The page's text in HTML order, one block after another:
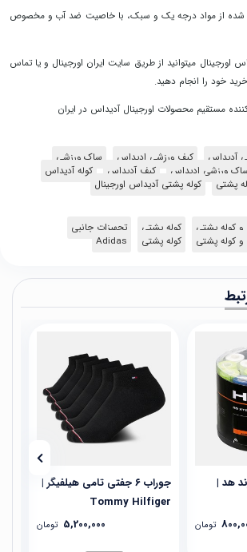
شده از مواد درجه یک و سبک، با خاصیت ضد آب و مخصوص
اورجینال میتوانید از طریق سایت ایران اورجینال و یا تماس
خود را انجام دهید.
مستقیم محصولات اورجینال آدیداس در ایران
آدیداس کیف ورزشی ادیداس
ساک ورزشی
ورزشی ادیداس کیف آدیداس
کوله آدیداس
پشتی
کوله پشتی آدیداس اورجینال
کوله پشتی کوله پشتی
تجهیزات جانبی
کوله پشتی کوله پشتی Adidas
هد |
تومان
جوراب ۶ جفتی تامی هیلفیگر |
Tommy Hilfiger
5,200,000 تومان